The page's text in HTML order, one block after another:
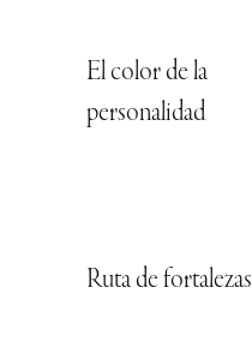
El color de la
personalidad
Ruta de fortalezas